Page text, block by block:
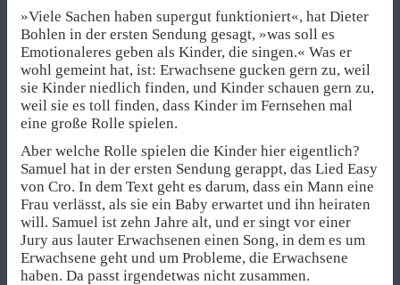
»Viele Sachen haben supergut funktioniert«, hat Dieter
Bohlen in der ersten Sendung gesagt, »was soll es
Emotionaleres geben als Kinder, die singen.« Was er
wohl gemeint hat, ist: Erwachsene gucken gern zu, weil
sie Kinder niedlich finden, und Kinder schauen gern zu,
weil sie es toll finden, dass Kinder im Fernsehen mal
eine große Rolle spielen.
Aber welche Rolle spielen die Kinder hier eigentlich?
Samuel hat in der ersten Sendung gerappt, das Lied Easy
von Cro. In dem Text geht es darum, dass ein Mann eine
Frau verlässt, als sie ein Baby erwartet und ihn heiraten
will. Samuel ist zehn Jahre alt, und er singt vor einer
Jury aus lauter Erwachsenen einen Song, in dem es um
Erwachsene geht und um Probleme, die Erwachsene
haben. Da passt irgendetwas nicht zusammen.